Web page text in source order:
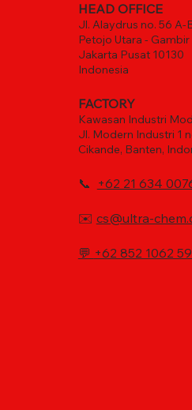
HEAD OFFICE
Jl. Alaydrus no. 56 A-
Petojo Utara - Gambir
Jakarta Pusat 10130
Indonesia
FACTORY
Kawasan Industri
Jl. Modern Industri 1
Cikande, Banten,
📞 +62 21 634
✉️ cs@ultra-
💬 +62 852 1062